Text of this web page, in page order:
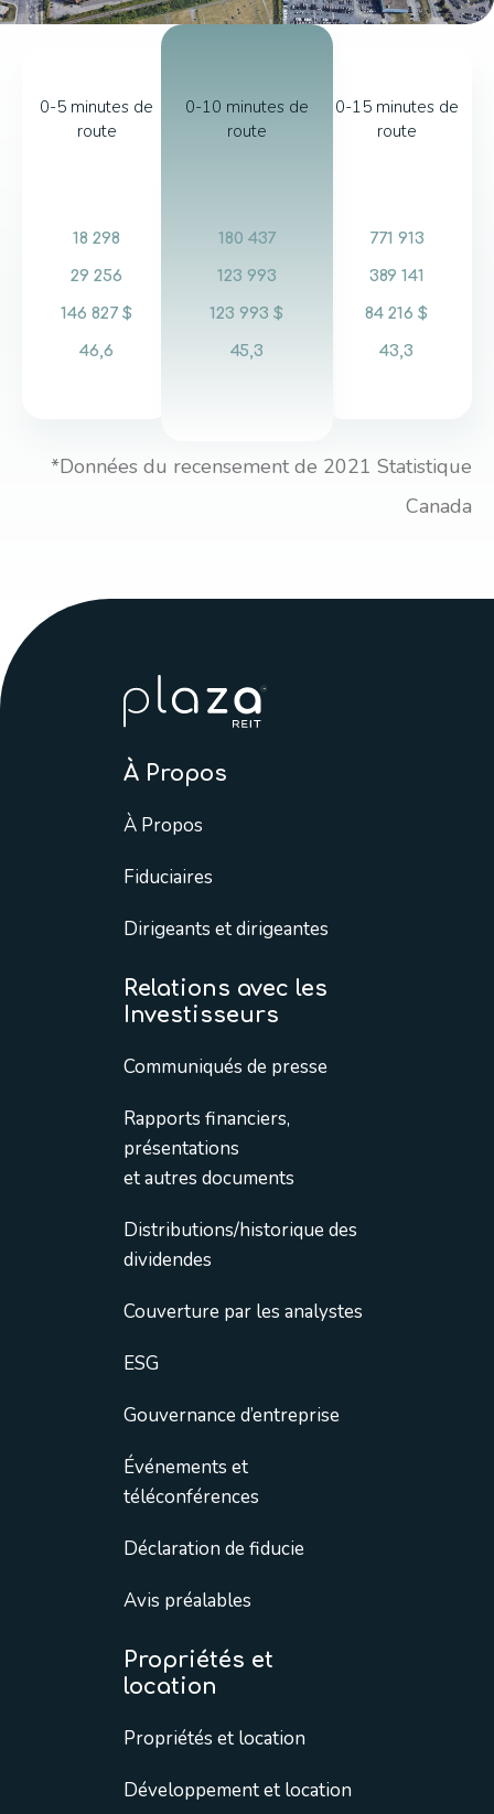
0-5 minutes de
route
18 298
29 256
146 827 $
46,6
0-10 minutes de
route
180 437
123 993
123 993 $
45,3
0-15 minutes de
route
771 913
389 141
84 216 $
43,3
*Données du recensement de 2021 Statistique
Canada
À Propos
À Propos
Fiduciaires
Dirigeants et dirigeantes
Relations avec les
Investisseurs
Communiqués de presse
Rapports financiers,
présentations
et autres documents
Distributions/historique des
dividendes
Couverture par les analystes
ESG
Gouvernance d’entreprise
Événements et
téléconférences
Déclaration de fiducie
Avis préalables
Propriétés et
location
Propriétés et location
Développement et location